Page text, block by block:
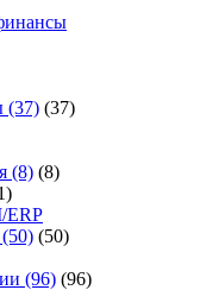
(37) (37)
(8) (8)
ERP
(50) (50)
(96) (96)